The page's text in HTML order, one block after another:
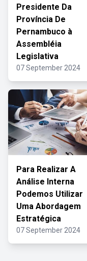
Presidente Da
Província De
Pernambuco à
Assembléia
Legislativa
07 September 2024
Para Realizar A
Análise Interna
Podemos Utilizar
Uma Abordagem
Estratégica
07 September 2024